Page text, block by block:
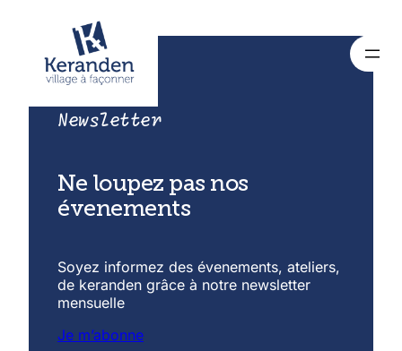
Newsletter
Ne loupez pas nos
évenements
Soyez informez des évenements, ateliers,
de keranden grâce à notre newsletter
mensuelle
Je m’abonne